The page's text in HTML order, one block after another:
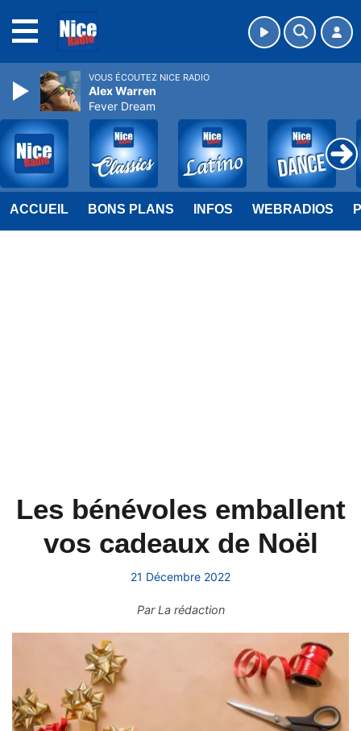
ACCUEIL BONS PLANS INFOS WEBRADIOS
Les bénévoles emballent
vos cadeaux de Noël
21 Décembre 2022
ParLa rédaction
VOUS ÉCOUTEZ NICE RADIO
Alex Warren
Fever Dream